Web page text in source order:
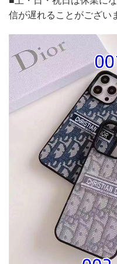
信が遅れることがござい